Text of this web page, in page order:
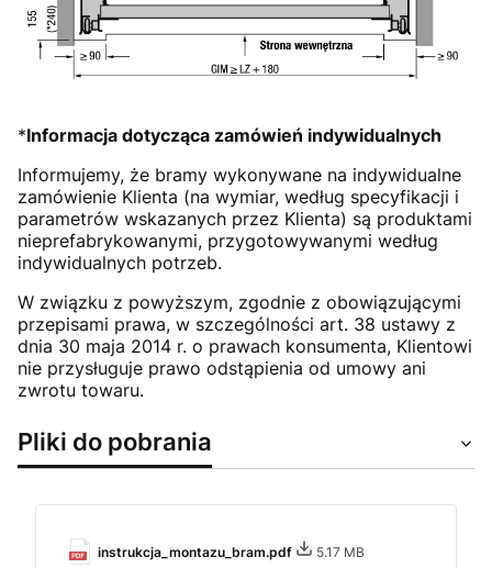
*Informacja dotycząca zamówień indywidualnych
Informujemy, że bramy wykonywane na indywidualne
zamówienie Klienta (na wymiar, według specyfikacji i
parametrów wskazanych przez Klienta) są produktami
nieprefabrykowanymi, przygotowywanymi według
indywidualnych potrzeb.
W związku z powyższym, zgodnie z obowiązującymi
przepisami prawa, w szczególności art. 38 ustawy z
dnia 30 maja 2014 r. o prawach konsumenta, Klientowi
nie przysługuje prawo odstąpienia od umowy ani
zwrotu towaru.
Pliki do pobrania
instrukcja_montazu_bram.pdf 5.17 MB